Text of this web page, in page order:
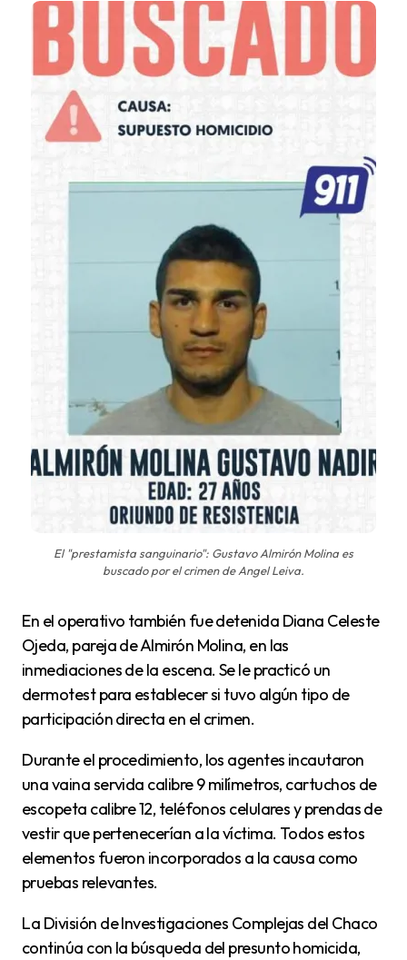
El "prestamista sanguinario": Gustavo Almirón Molina es
buscado por el crimen de Angel Leiva.
En el operativo también fue detenida Diana Celeste
Ojeda, pareja de Almirón Molina, en las
inmediaciones de la escena. Se le practicó un
dermotest para establecer si tuvo algún tipo de
participación directa en el crimen.
Durante el procedimiento, los agentes incautaron
una vaina servida calibre 9 milímetros, cartuchos de
escopeta calibre 12, teléfonos celulares y prendas de
vestir que pertenecerían a la víctima. Todos estos
elementos fueron incorporados a la causa como
pruebas relevantes.
La División de Investigaciones Complejas del Chaco
continúa con la búsqueda del presunto homicida,